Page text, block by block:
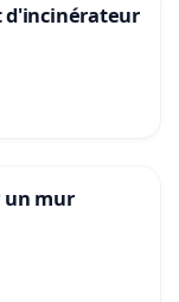
d'incinérateur
un mur